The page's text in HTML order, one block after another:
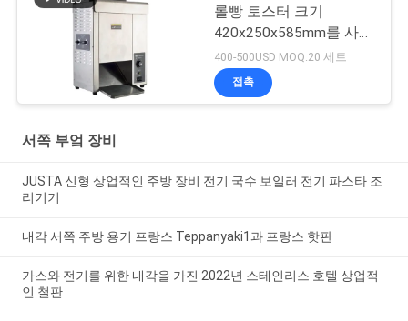
롤빵 토스터 크기
420x250x585mm를 사슬
로 맵니다
400-500USD MOQ:20 세트
접촉
서쪽 부엌 장비
JUSTA 신형 상업적인 주방 장비 전기 국수 보일러 전기 파스타 조
리기기
내각 서쪽 주방 용기 프랑스 Teppanyaki1과 프랑스 핫판
가스와 전기를 위한 내각을 가진 2022년 스테인리스 호텔 상업적
인 철판